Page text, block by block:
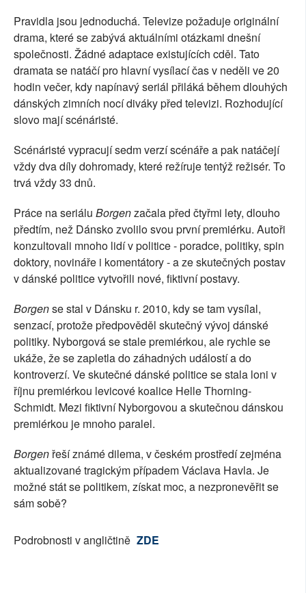
Pravidla jsou jednoduchá. Televize požaduje originální
drama, které se zabývá aktuálními otázkami dnešní
společnosti. Žádné adaptace existujících cděl. Tato
dramata se natáčí pro hlavní vysílací čas v neděli ve 20
hodin večer, kdy napínavý seriál přiláká během dlouhých
dánských zimních nocí diváky před televizi. Rozhodující
slovo mají scénáristé.
Scénáristé vypracují sedm verzí scénáře a pak natáčejí
vždy dva díly dohromady, které režíruje tentýž režisér. To
trvá vždy 33 dnů.
Práce na seriálu Borgenzačala před čtyřmi lety, dlouho
předtím, než Dánsko zvolilo svou první premiérku. Autoři
konzultovali mnoho lidí v politice - poradce, politiky, spin
doktory, novináře i komentátory - a ze skutečných postav
v dánské politice vytvořili nové, fiktivní postavy.
Borgense stal v Dánsku r. 2010, kdy se tam vysílal,
senzací, protože předpověděl skutečný vývoj dánské
politiky. Nyborgová se stale premiérkou, ale rychle se
ukáže, že se zapletla do záhadných událostí a do
kontroverzí. Ve skutečné dánské politice se stala loni v
říjnu premiérkou levicové koalice Helle Thorning-
Schmidt. Mezi fiktivní Nyborgovou a skutečnou dánskou
premiérkou je mnoho paralel.
Borgenřeší známé dilema, v českém prostředí zejména
aktualizované tragickým případem Václava Havla. Je
možné stát se politikem, získat moc, a nezpronevěřit se
sám sobě?
Podrobnosti v angličtině ZDE